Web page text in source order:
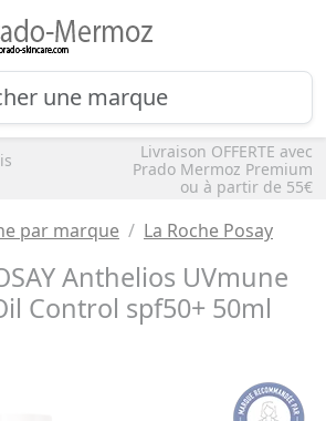
Livraison OFFERTE avec
Prado Mermoz Premium
ou à partir de 55€
par marque La Roche Posay
Anthelios UVmune
Control spf50+ 50ml